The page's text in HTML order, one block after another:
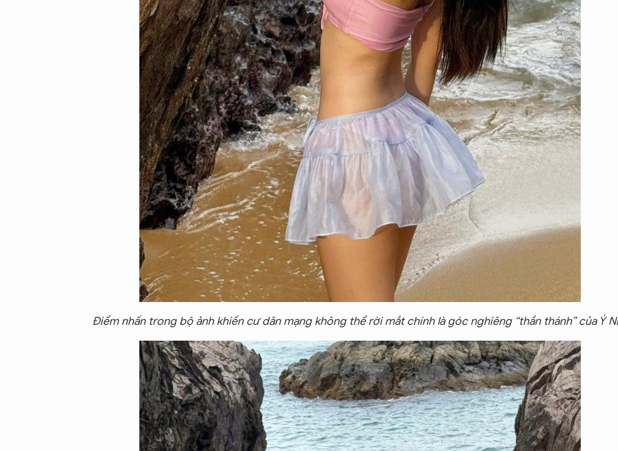
Điểm nhấn trong bộ ảnh khiến cư dân mạng không thể rời mắt chính là góc nghiêng “thần thánh” của Ý